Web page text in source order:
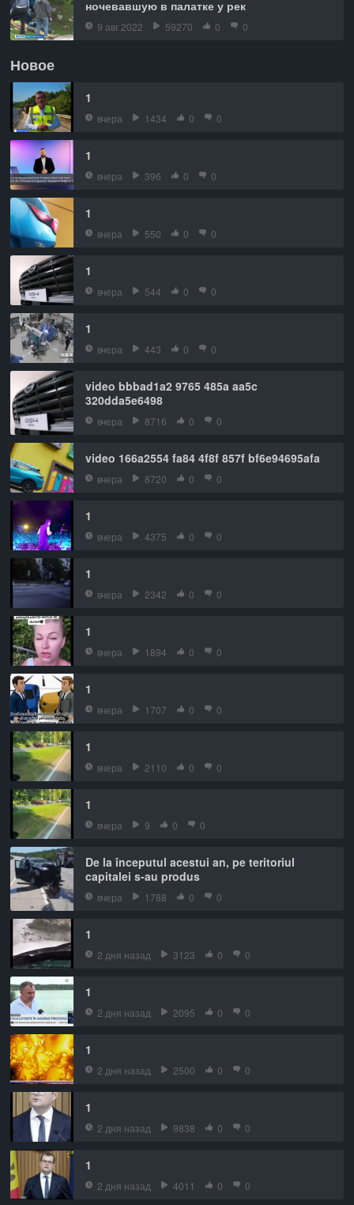
ночевавшую в палатке у рек
9 авг 2022 59270 0 0
Новое
1
вчера 1434 0 0
1
вчера 396 0 0
1
вчера 550 0 0
1
вчера 544 0 0
1
вчера 443 0 0
video bbbad1a2 9765 485a aa5c
320dda5e6498
вчера 8716 0 0
video 166a2554 fa84 4f8f 857f bf6e94695afa
вчера 8720 0 0
1
вчера 4375 0 0
1
вчера 2342 0 0
1
вчера 1894 0 0
1
вчера 1707 0 0
1
вчера 2110 0 0
1
вчера 9 0 0
De la începutul acestui an, pe teritoriul
capitalei s-au produs
вчера 1788 0 0
1
2 дня назад 3123 0 0
1
2 дня назад 2095 0 0
1
2 дня назад 2500 0 0
1
2 дня назад 9838 0 0
1
2 дня назад 4011 0 0